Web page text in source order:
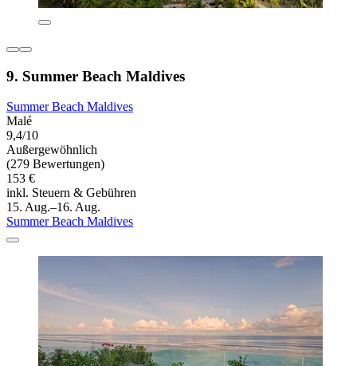
9. Summer Beach Maldives
Summer Beach Maldives
Malé
9,4/10
Außergewöhnlich
(279 Bewertungen)
153 €
inkl. Steuern & Gebühren
15. Aug.–16. Aug.
Summer Beach Maldives